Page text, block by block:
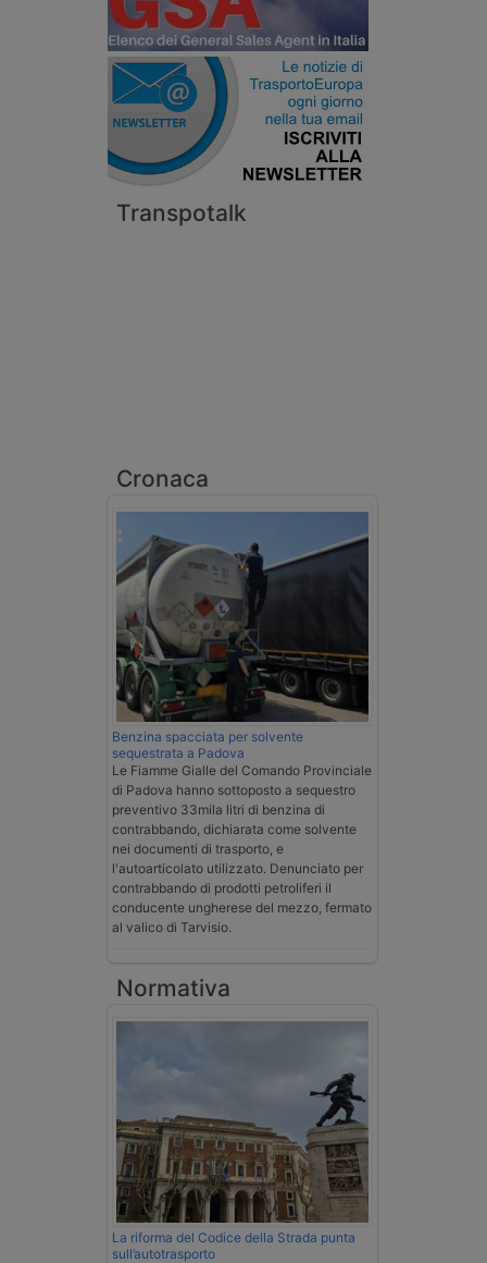
Transpotalk
Cronaca
Benzina spacciata per solvente
sequestrata a Padova
Le Fiamme Gialle del Comando Provinciale
di Padova hanno sottoposto a sequestro
preventivo 33mila litri di benzina di
contrabbando, dichiarata come solvente
nei documenti di trasporto, e
l'autoarticolato utilizzato. Denunciato per
contrabbando di prodotti petroliferi il
conducente ungherese del mezzo, fermato
al valico di Tarvisio.
Normativa
La riforma del Codice della Strada punta
sull’autotrasporto